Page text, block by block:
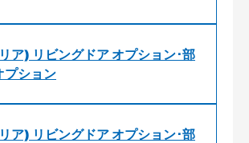
ア) リビングドア オプション･部
プション
ア) リビングドア オプション･部